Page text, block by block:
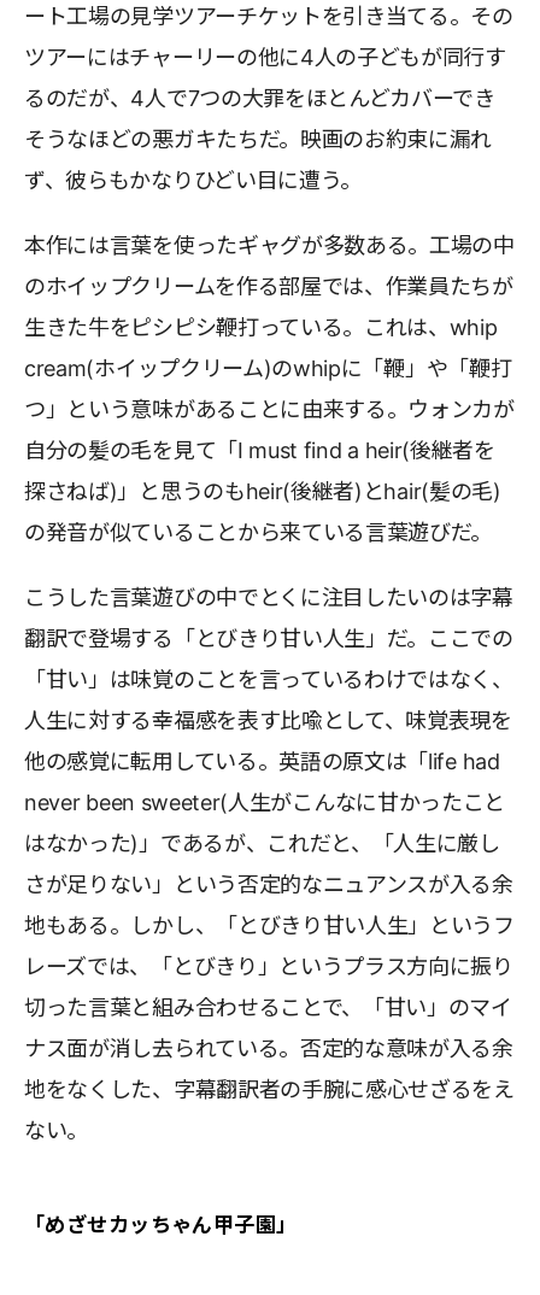
ート工場の見学ツアーチケットを引き当てる。その
ツアーにはチャーリーの他に4人の子どもが同行す
るのだが、4人で7つの大罪をほとんどカバーでき
そうなほどの悪ガキたちだ。映画のお約束に漏れ
ず、彼らもかなりひどい目に遭う。
本作には言葉を使ったギャグが多数ある。工場の中
のホイップクリームを作る部屋では、作業員たちが
生きた牛をピシピシ鞭打っている。これは、whip
cream(ホイップクリーム)のwhipに「鞭」や「鞭打
つ」という意味があることに由来する。ウォンカが
自分の髪の毛を見て「I must find a heir(後継者を
探さねば)」と思うのもheir(後継者)とhair(髪の毛)
の発音が似ていることから来ている言葉遊びだ。
こうした言葉遊びの中でとくに注目したいのは字幕
翻訳で登場する「とびきり甘い人生」だ。ここでの
「甘い」は味覚のことを言っているわけではなく、
人生に対する幸福感を表す比喩として、味覚表現を
他の感覚に転用している。英語の原文は「life had
never been sweeter(人生がこんなに甘かったこと
はなかった)」であるが、これだと、「人生に厳し
さが足りない」という否定的なニュアンスが入る余
地もある。しかし、「とびきり甘い人生」というフ
レーズでは、「とびきり」というプラス方向に振り
切った言葉と組み合わせることで、「甘い」のマイ
ナス面が消し去られている。否定的な意味が入る余
地をなくした、字幕翻訳者の手腕に感心せざるをえ
ない。
「めざせカッちゃん甲子園」